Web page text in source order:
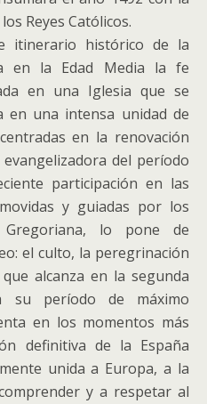
Reyes Católicos.
itinerario histórico de la
en la Edad Media la fe
en una Iglesia que se
en una intensa unidad de
en la renovación
del período
participación en las
y guiadas por los
lo pone de
el culto, la peregrinación
alcanza en la segunda
su período de máximo
en los momentos más
definitiva de la España
unida a Europa, a la
y a respetar al